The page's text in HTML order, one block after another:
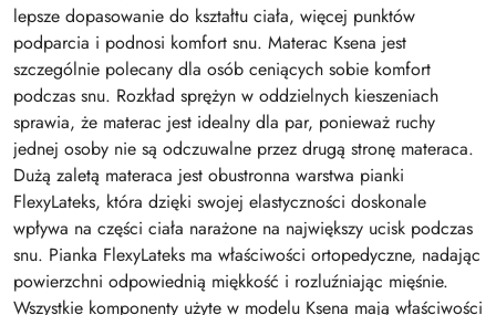
lepsze dopasowanie do kształtu ciała, więcej punktów
podparcia i podnosi komfort snu. Materac Ksena jest
szczególnie polecany dla osób ceniących sobie komfort
podczas snu. Rozkład sprężyn w oddzielnych kieszeniach
sprawia, że materac jest idealny dla par, ponieważ ruchy
jednej osoby nie są odczuwalne przez drugą stronę materaca.
Dużą zaletą materaca jest obustronna warstwa pianki
FlexyLateks, która dzięki swojej elastyczności doskonale
wpływa na części ciała narażone na największy ucisk podczas
snu. Pianka FlexyLateks ma właściwości ortopedyczne, nadając
powierzchni odpowiednią miękkość i rozluźniając mięśnie.
Wszystkie komponenty użyte w modelu Ksena mają właściwości